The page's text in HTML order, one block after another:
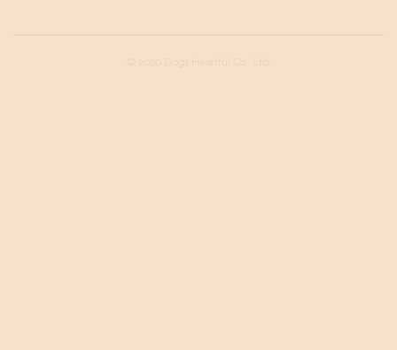
© 2020 Dog1 Heartful Co., Ltd.